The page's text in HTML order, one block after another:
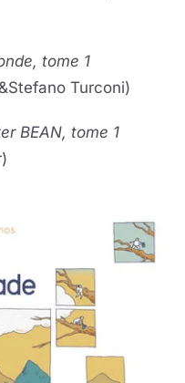
tome 1
Turconi)
BEAN, tome 1